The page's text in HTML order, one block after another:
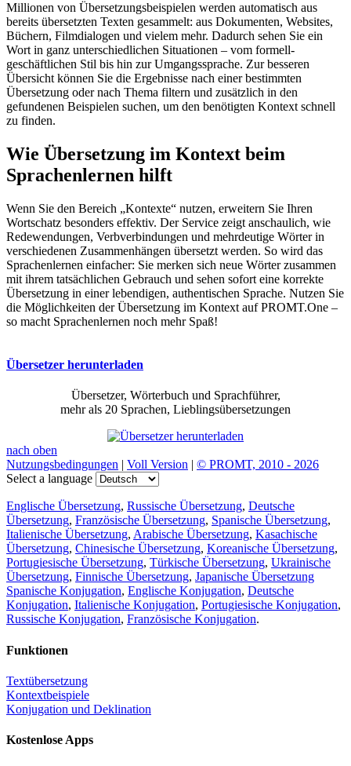
Millionen von Übersetzungsbeispielen werden automatisch aus
bereits übersetzten Texten gesammelt: aus Dokumenten, Websites,
Büchern, Filmdialogen und vielem mehr. Dadurch sehen Sie ein
Wort in ganz unterschiedlichen Situationen – vom formell-
geschäftlichen Stil bis hin zur Umgangssprache. Zur besseren
Übersicht können Sie die Ergebnisse nach einer bestimmten
Übersetzung oder nach Thema filtern und zusätzlich in den
gefundenen Beispielen suchen, um den benötigten Kontext schnell
zu finden.
Wie Übersetzung im Kontext beim
Sprachenlernen hilft
Wenn Sie den Bereich „Kontexte“ nutzen, erweitern Sie Ihren
Wortschatz besonders effektiv. Der Service zeigt anschaulich, wie
Redewendungen, Verbverbindungen und mehrdeutige Wörter in
verschiedenen Zusammenhängen übersetzt werden. So wird das
Sprachenlernen einfacher: Sie merken sich neue Wörter zusammen
mit ihrem tatsächlichen Gebrauch und sehen sofort eine korrekte
Übersetzung in einer lebendigen, authentischen Sprache. Nutzen Sie
die Möglichkeiten der Übersetzung im Kontext auf PROMT.One –
so macht Sprachenlernen noch mehr Spaß!
Übersetzer herunterladen
Übersetzer, Wörterbuch und Sprachführer,
mehr als 20 Sprachen, Lieblingsübersetzungen
nach oben
Nutzungsbedingungen | Voll Version | © PROMT, 2010 - 2026
Select a language
Englische Übersetzung, Russische Übersetzung, Deutsche
Übersetzung, Französische Übersetzung, Spanische Übersetzung,
Italienische Übersetzung, Arabische Übersetzung, Kasachische
Übersetzung, Chinesische Übersetzung, Koreanische Übersetzung,
Portugiesische Übersetzung, Türkische Übersetzung, Ukrainische
Übersetzung, Finnische Übersetzung, Japanische Übersetzung
Spanische Konjugation, Englische Konjugation, Deutsche
Konjugation, Italienische Konjugation, Portugiesische Konjugation,
Russische Konjugation, Französische Konjugation.
Funktionen
Textübersetzung
Kontextbeispiele
Konjugation und Deklination
Kostenlose Apps